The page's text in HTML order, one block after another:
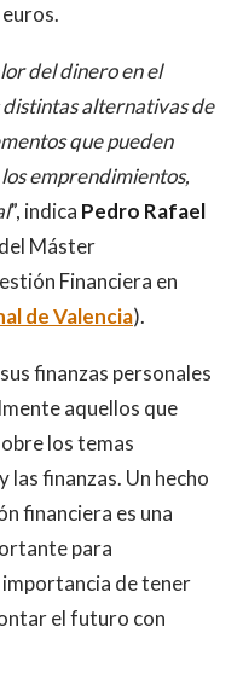
del dinero en el
distintas alternativas de
que pueden
emprendimientos,
”, indica Pedro Rafael
Máster
Financiera en
de Valencia).
finanzas personales
aquellos que
los temas
las finanzas. Un hecho
financiera es una
para
importancia de tener
el futuro con